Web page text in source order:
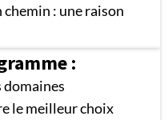
chemin : une raison
:
domaines
le meilleur choix